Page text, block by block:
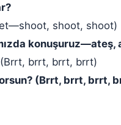
shoot, shoot)
konuşuruz—ateş,
brrt, brrt, brrt)
(Brrt, brrt, brrt,